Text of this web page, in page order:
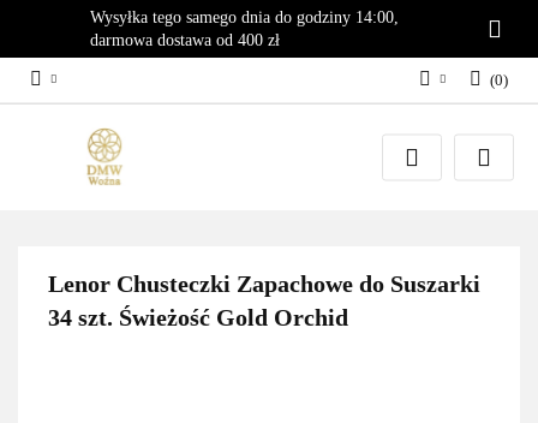
Wysyłka tego samego dnia do godziny 14:00,
darmowa dostawa od 400 zł
Zaloguj się
Załóż konto
(0)
Lenor Chusteczki Zapachowe do Suszarki
34 szt. Świeżość Gold Orchid